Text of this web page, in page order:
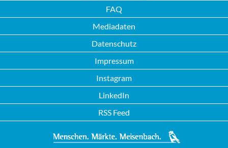
FAQ
Mediadaten
Datenschutz
Impressum
Instagram
LinkedIn
RSS Feed